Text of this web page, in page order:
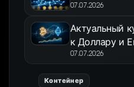
07.07.2026
Актуальный
к Доллару и
07.07.2026
Контейнер